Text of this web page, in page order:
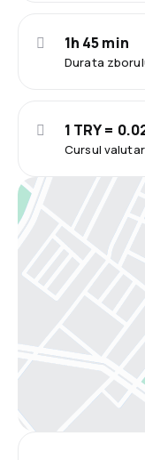
Durata
1h 45 min
Cursul valutar
1 TRY =